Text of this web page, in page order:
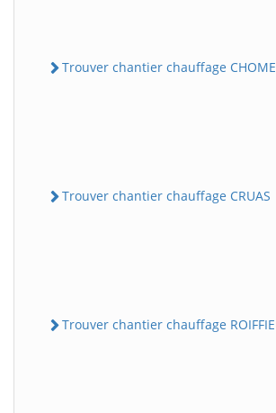
Trouver chantier chauffage
Trouver chantier chauffage CRUAS
Trouver chantier chauffage